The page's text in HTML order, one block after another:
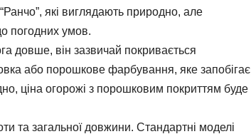
які виглядають природно, але
погодних умов.
довше, він зазвичай покривається
або порошкове фарбування, яке запобігає
ціна огорожі з порошковим покриттям буде
та загальної довжини. Стандартні моделі